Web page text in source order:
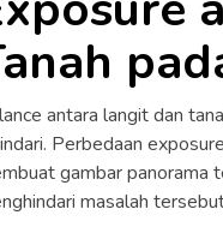
antara langit dan
Perbedaan
gambar panorama
masalah